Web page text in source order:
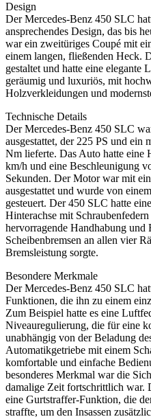
Design
Der Mercedes-Benz 450 SLC
ansprechendes Design, das bis
war ein zweitüriges Coupé mit
einem langen, fließenden Heck.
gestaltet und hatte eine
geräumig und luxuriös, mit
Holzverkleidungen und
Technische Details
Der Mercedes-Benz 450 SLC
ausgestattet, der 225 PS und ein
Nm lieferte. Das Auto hatte eine
km/h und eine Beschleunigung
Sekunden. Der Motor war mit
ausgestattet und wurde von
gesteuert. Der 450 SLC hatte
Hinterachse mit
hervorragende Handhabung und
Scheibenbremsen an allen vier
Bremsleistung sorgte.
Besondere Merkmale
Der Mercedes-Benz 450 SLC
Funktionen, die ihn zu einem
Zum Beispiel hatte es eine
Niveauregulierung, die für eine
unabhängig von der Beladung
Automatikgetriebe mit einem
komfortable und einfache
besonderes Merkmal war die
damalige Zeit fortschrittlich war.
eine Gurtstraffer-Funktion, die
straffte, um den Insassen